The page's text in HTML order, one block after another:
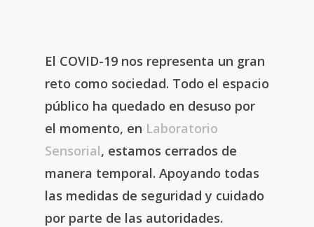
El COVID-19 nos representa un gran
reto como sociedad. Todo el espacio
público ha quedado en desuso por
el momento, en Laboratorio
Sensorial, estamos cerrados de
manera temporal. Apoyando todas
las medidas de seguridad y cuidado
por parte de las autoridades.